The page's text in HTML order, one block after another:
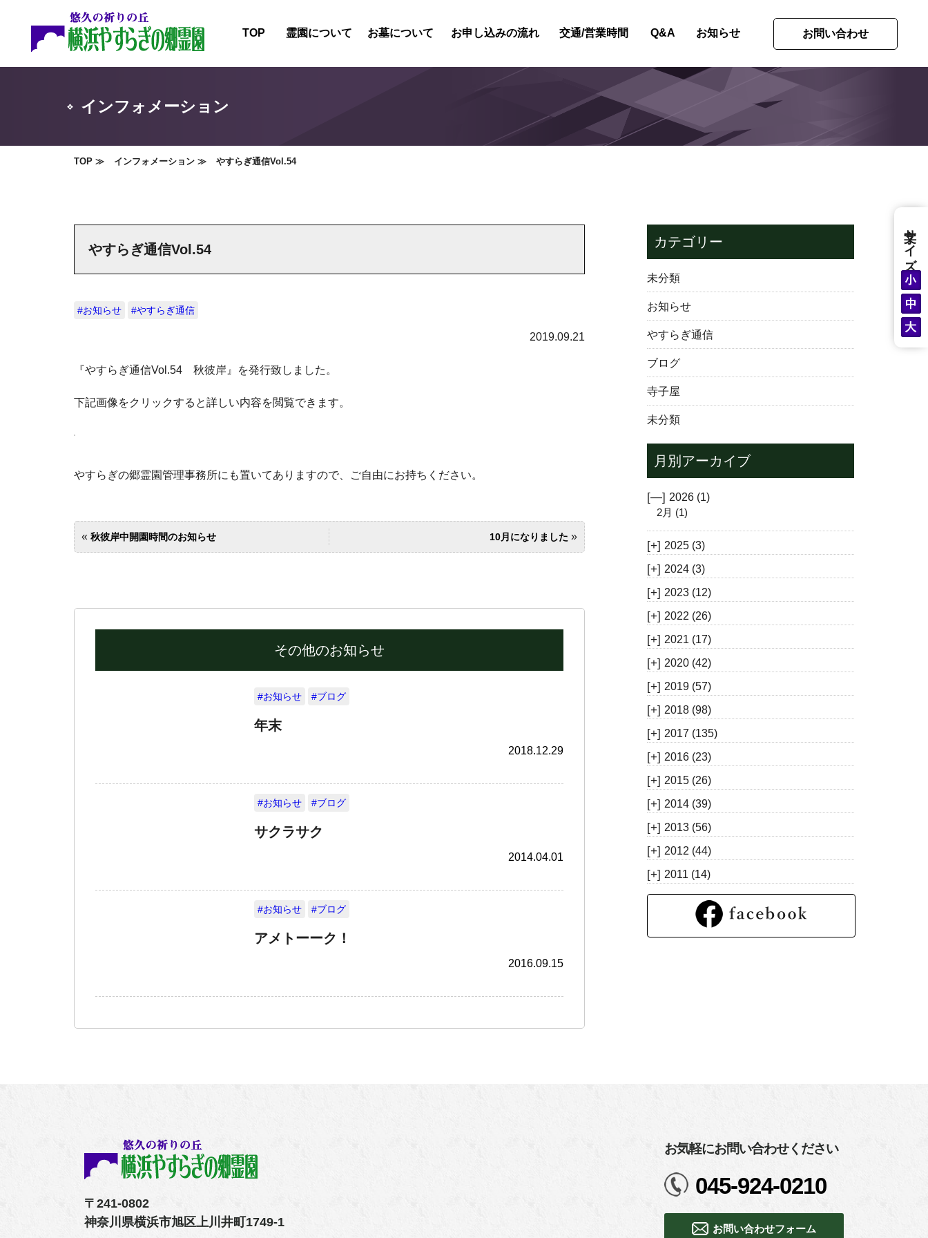
TOP 霊園について
霊園紹介
霊園風景
お墓について お申し込みの流れ 交通/営業時間 Q&A お知らせ お問い合わせ
文字サイズ
インフォメーション
TOP インフォメーション やすらぎ通信Vol.54
やすらぎ通信Vol.54
#お知らせ #やすらぎ通信
2019.09.21
『やすらぎ通信Vol.54 秋彼岸』を発行致しました。
下記画像をクリックすると詳しい内容を閲覧できます。
やすらぎの郷霊園管理事務所にも置いてありますので、ご自由にお持ちください。
« 秋彼岸中開園時間のお知らせ 10月になりました »
その他のお知らせ
#お知らせ #ブログ
年末
2018.12.29
#お知らせ #ブログ
サクラサク
2014.04.01
#お知らせ #ブログ
アメトーーク！
2016.09.15
カテゴリー
未分類
お知らせ
やすらぎ通信
ブログ
寺子屋
未分類
月別アーカイブ
[—] 2026 (1)
2月 (1)
[+] 2025 (3)
[+] 2024 (3)
[+] 2023 (12)
[+] 2022 (26)
[+] 2021 (17)
[+] 2020 (42)
[+] 2019 (57)
[+] 2018 (98)
[+] 2017 (135)
[+] 2016 (23)
[+] 2015 (26)
[+] 2014 (39)
[+] 2013 (56)
[+] 2012 (44)
[+] 2011 (14)
〒241-0802
神奈川県横浜市旭区上川井町1749-1
お気軽にお問い合わせください
045-924-0210
お問い合わせフォーム